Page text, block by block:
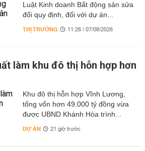
Luật Kinh doanh Bất động sản sửa
đổi quy định, đối với dự án...
THỊ TRƯỜNG 11:26 | 07/08/2026
làm khu đô thị hỗn hợp hơn
Khu đô thị hỗn hợp Vĩnh Lương,
tổng vốn hơn 49.000 tỷ đồng vừa
được UBND Khánh Hòa trình...
DỰ ÁN 21 giờ trước